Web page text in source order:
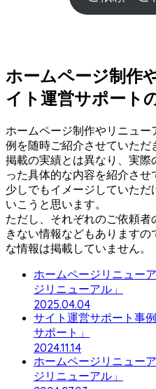
ホームページ制作
イト運営サポート
ホームページ制作やリニュ
例を随時ご紹介させていただ
掲載の実績とは異なり、実
った具体的な内容を紹介させ
少しでもイメージしていた
いこうと思います。
ただし、それぞれのご依頼
きない情報などもありますの
な情報は掲載していません。
ホームページリニュー
ジリニューアル」
2025.04.04
サイト運営サポート事
サポート」
2024.11.14
ホームページリニュー
ジリニューアル」